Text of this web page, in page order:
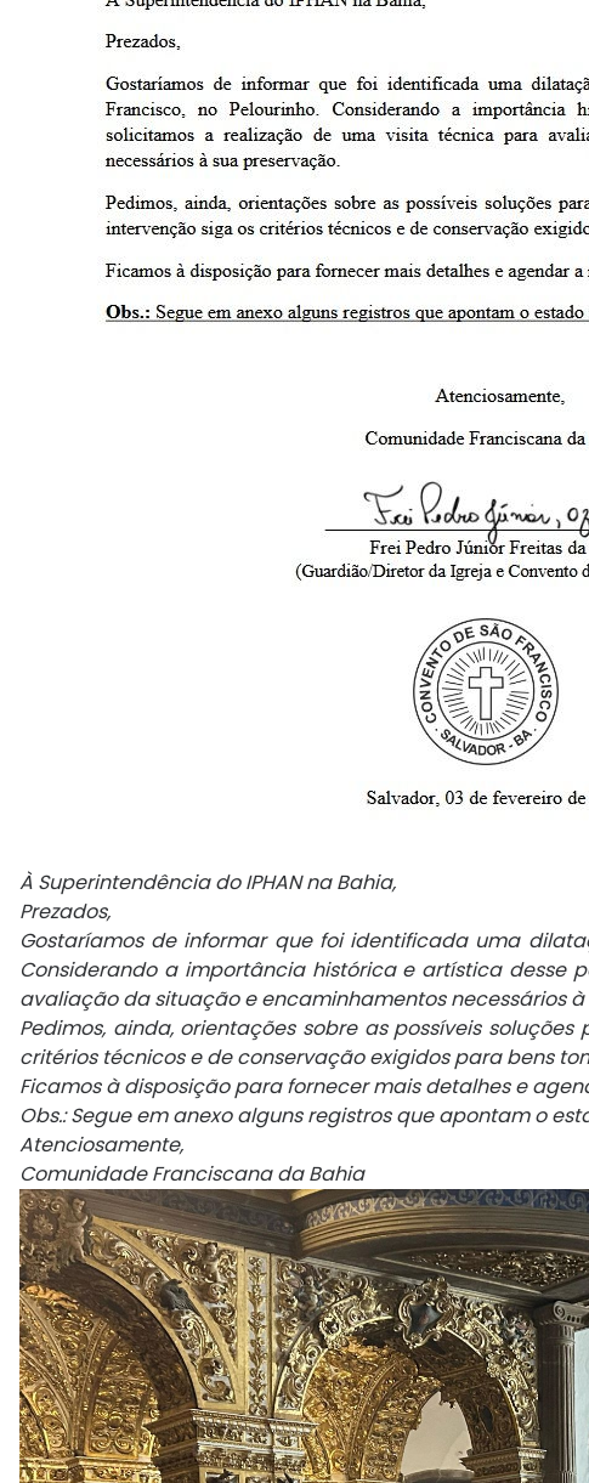
À Superintendência do IPHAN na Bahia,
Prezados,
Gostaríamos de informar que foi identificada uma
Considerando a importância histórica e artística desse
avaliação da situação e encaminhamentosnecessários
Pedimos, ainda, orientações sobre as possíveis
critérios técnicos e de conservação exigidos para bens
Ficamos à disposição para fornecer mais detalhes e
Obs.: Segue em anexo alguns registros que apontam o
Atenciosamente,
Comunidade Franciscana da Bahia